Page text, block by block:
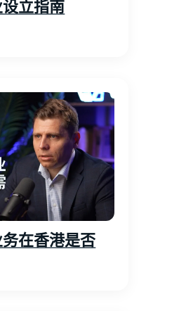
立指南
在香港是否